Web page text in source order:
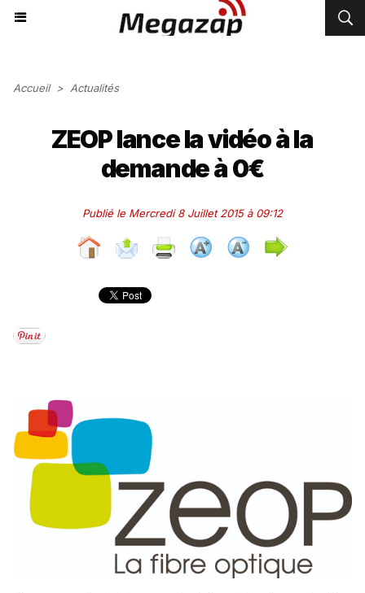
Accueil > Actualités
ZEOP lance la vidéo à la
demande à 0€
Publié le Mercredi 8 Juillet 2015 à 09:12